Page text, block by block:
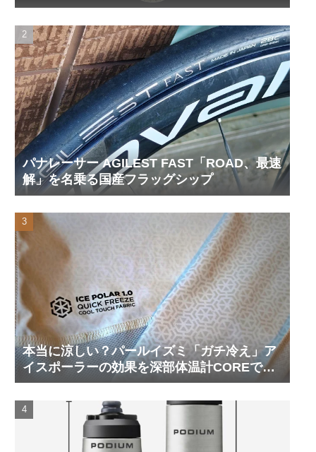
パナレーサー AGILEST FAST「ROAD、最速
解」を名乗る国産フラッグシップ
本当に涼しい？パールイズミ「ガチ冷え」ア
イスポーラーの効果を深部体温計COREで測
ってみた